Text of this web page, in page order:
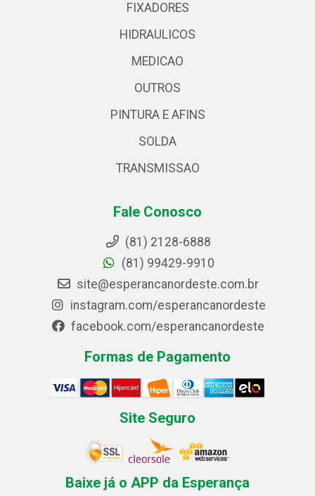
FIXADORES
HIDRAULICOS
MEDICAO
OUTROS
PINTURA E AFINS
SOLDA
TRANSMISSAO
Fale Conosco
(81) 2128-6888
(81) 99429-9910
site@esperancanordeste.com.br
instagram.com/esperancanordeste
facebook.com/esperancanordeste
Formas de Pagamento
Site Seguro
Baixe já o APP da Esperança